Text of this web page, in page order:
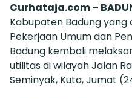
Curhataja.com –
Kabupaten Badung yang
Pekerjaan Umum dan
Badung kembali
utilitas di wilayah Jalan
Seminyak, Kuta, Jumat